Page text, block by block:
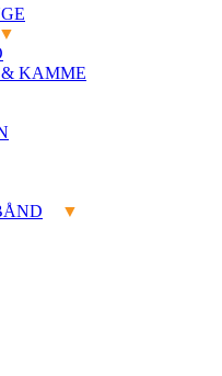
KAMME